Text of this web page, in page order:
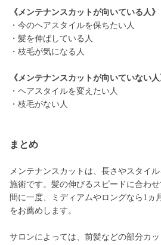
《メンテナンスカットが向いている人》
・今のヘアスタイルを保ちたい人
・髪を伸ばしている人
・枝毛が気になる人
《メンテナンスカットが向いていない人
・ヘアスタイルを変えたい人
・枝毛がない人
まとめ
メンテナンスカットは、長さやスタイ
施術です。髪の伸びるスピードに合わ
間に一度、ミディアムやロングなら1ヵ
をお薦めします。
サロンによっては、前髪などの部分カ